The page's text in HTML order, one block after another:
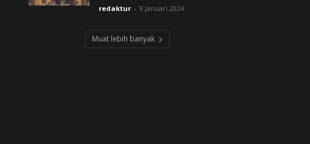
redaktur - 9 Januari 2024
Muat lebih banyak